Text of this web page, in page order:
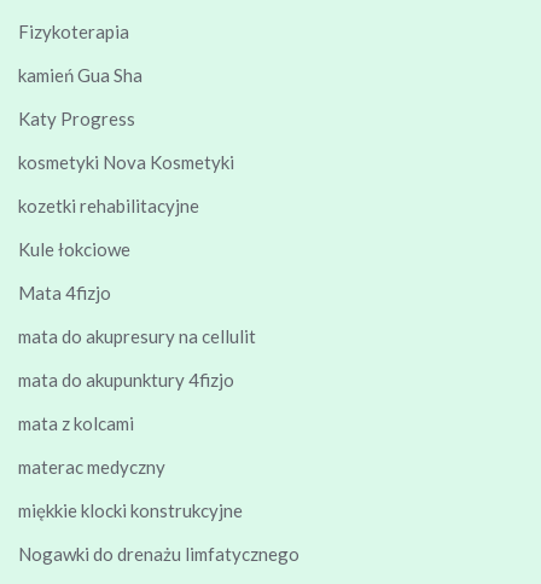
Fizykoterapia
kamień Gua Sha
Katy Progress
kosmetyki Nova Kosmetyki
kozetki rehabilitacyjne
Kule łokciowe
Mata 4fizjo
mata do akupresury na cellulit
mata do akupunktury 4fizjo
mata z kolcami
materac medyczny
miękkie klocki konstrukcyjne
Nogawki do drenażu limfatycznego